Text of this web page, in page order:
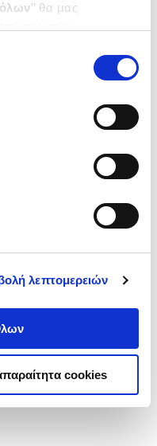
’’ θα μας
τα παρακάτω με την
σχετικά με
λεπτομερειών
cookies